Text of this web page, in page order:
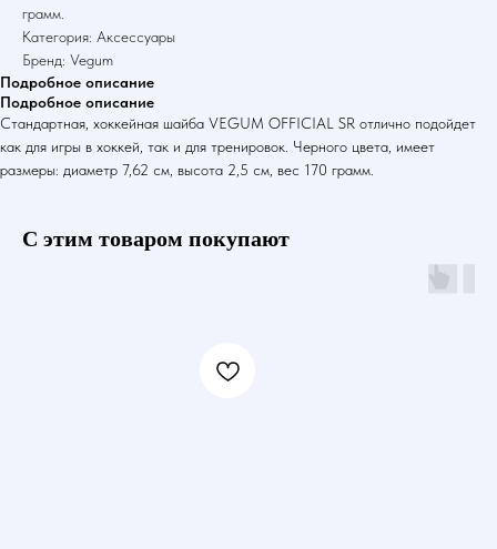
грамм.
Категория: Аксессуары
Бренд: Vegum
Подробное описание
Подробное описание
Стандартная, хоккейная шайба VEGUM OFFICIAL SR отлично подойдет
как для игры в хоккей, так и для тренировок. Черного цвета, имеет
размеры: диаметр 7,62 см, высота 2,5 см, вес 170 грамм.
С этим товаром покупают